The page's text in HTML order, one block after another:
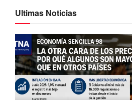
Ultimas Noticias